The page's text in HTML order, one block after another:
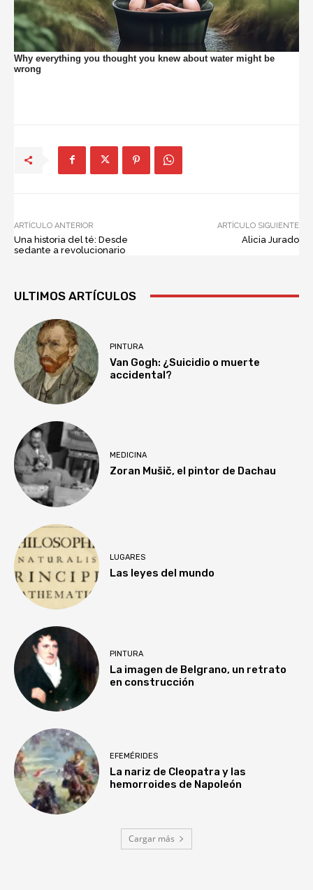
ARTÍCULO ANTERIOR
Una historia del té: Desde
sedante a revolucionario
ARTÍCULO SIGUIENTE
Alicia Jurado
ULTIMOS ARTÍCULOS
PINTURA
Van Gogh: ¿Suicidio o muerte
accidental?
MEDICINA
Zoran Mušič, el pintor de Dachau
LUGARES
Las leyes del mundo
PINTURA
La imagen de Belgrano, un retrato
en construcción
EFEMÉRIDES
La nariz de Cleopatra y las
hemorroides de Napoleón
Cargar más